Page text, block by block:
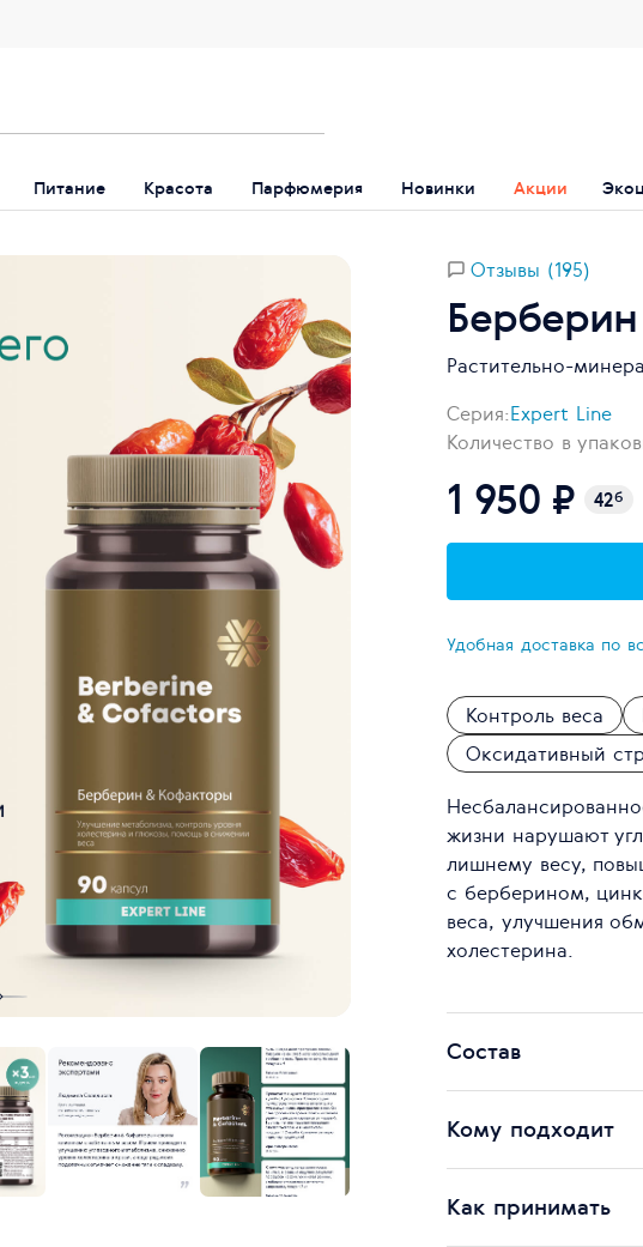
Питание Красота Парфюмерия Новинки Акции
Отзывы (195)
Растительно-
Серия:Expert Line
Количество в
1 950 ₽ 42б
Удобная доставка по
Контроль веса
Оксидативный
жизни нарушают
лишнему весу,
с берберином,
веса, улучшения
холестерина.
Состав
Кому подходит
Как принимать